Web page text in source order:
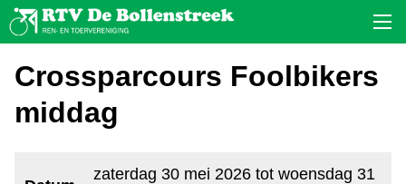
Crossparcours Foolbikers
middag
zaterdag 30 mei 2026 tot woensdag 31